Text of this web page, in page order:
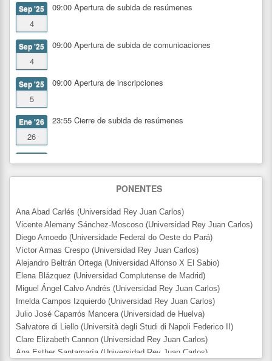
Sep '25
4
09:00 Apertura de subida de resúmenes
Sep '25
4
09:00 Apertura de subida de comunicaciones
Sep '25
5
09:00 Apertura de inscripciones
Ene '26
26
23:55 Cierre de subida de resúmenes
9
19
Fecha de inicio
Mrz '26
21
15:00Fecha de fin
May '26
4
Cierre de subida de comunicaciones
PONENTES
Ana Abad Carlés (Universidad Rey Juan Carlos)
Vicente Alemany Sánchez-Moscoso (Universidad Rey Juan Carlos)
Diego Amoedo (Universidade Federal do Oeste do Pará)
Víctor Armas Crespo (Universidad Rey Juan Carlos)
Alejandro Beltrán Ortega (Universidad Alfonso X El Sabio)
Elena Blázquez (Universidad Complutense de Madrid)
Miguel Ángel Calvo Andrés (Universidad Rey Juan Carlos)
Imelda Campos Izquierdo (Universidad Rey Juan Carlos)
Julio José Caparrós Mancera (Universidad de Huelva)
Salvatore di Liello (Università degli Studi di Napoli Federico II)
Clare Elizabeth Cannon (Universidad Rey Juan Carlos)
Ana Esther Santamaría (Universidad Rey Juan Carlos)